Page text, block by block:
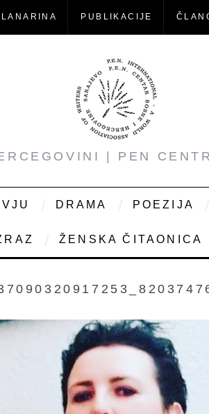
PUBLIKACIJE
| PEN
DRAMA POEZIJA
ŽENSKA ČITAONICA